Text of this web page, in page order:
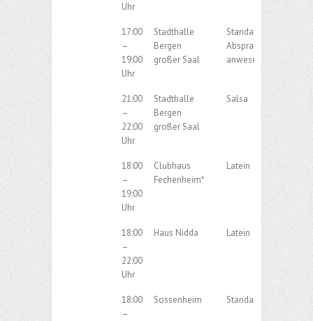
Uhr
17:00
–
19:00
Uhr
Stadthalle
Bergen
großer Saal
Standard / Latein nach
Absprache der
anwesendenden
21:00
–
22:00
Uhr
Stadthalle
Bergen
großer Saal
Salsa
18:00
–
19:00
Uhr
Clubhaus
Fechenheim*
Latein
18:00
–
22:00
Uhr
Haus Nidda Latein
18:00
–
Sossenheim Standard